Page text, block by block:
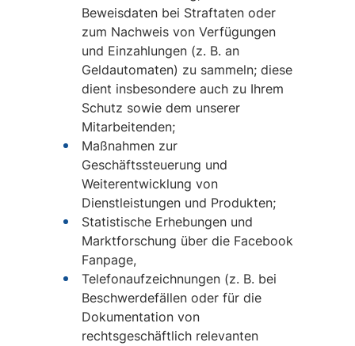
Beweisdaten bei Straftaten oder
zum Nachweis von Verfügungen
und Einzahlungen (z. B. an
Geldautomaten) zu sammeln; diese
dient insbesondere auch zu Ihrem
Schutz sowie dem unserer
Mitarbeitenden;
Maßnahmen zur
Geschäftssteuerung und
Weiterentwicklung von
Dienstleistungen und Produkten;
Statistische Erhebungen und
Marktforschung über die Facebook
Fanpage,
Telefonaufzeichnungen (z. B. bei
Beschwerdefällen oder für die
Dokumentation von
rechtsgeschäftlich relevanten